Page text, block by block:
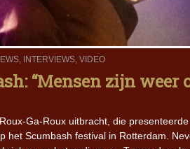
INTERVIEWS VIDEO
“Mensen zijn weer
Ga-Roux uitbracht, die
het Scumbash festival in Rotterdam.